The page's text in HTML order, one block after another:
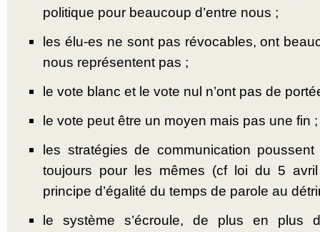
politique pour beaucoup d’entre nous ;
les élu-es ne sont pas révocables, ont
nous représentent pas ;
le vote blanc et le vote nul n’ont pas de
le vote peut être un moyen mais pas une fin ;
les stratégies de communication
toujours pour les mêmes (cf loi du 5
principe d’égalité du temps de parole au
le système s’écroule, de plus en plus